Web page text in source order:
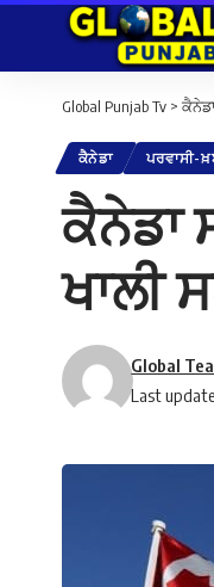
Global Punjab Tv >
ਕੈਨੇਡਾ ਪਰਵਾਸੀ-
ਕੈਨੇਡਾ
ਖਾਲੀ
Last
Global